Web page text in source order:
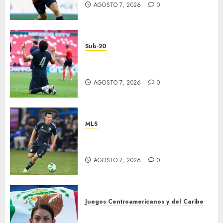
AGOSTO 7, 2026 0
Sub-20
AGOSTO 7, 2026 0
MLS
AGOSTO 7, 2026 0
Juegos Centroamericanos y del Caribe